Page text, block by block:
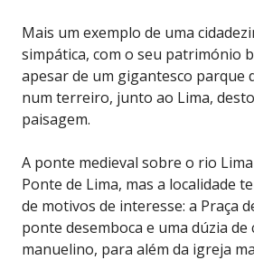
Mais um exemplo de uma
simpática, com o seu património
apesar de um gigantesco parque
num terreiro, junto ao Lima,
paisagem.
A ponte medieval sobre o rio
Ponte de Lima, mas a localidade
de motivos de interesse: a Praça
ponte desemboca e uma dúzia de
manuelino, para além da igreja